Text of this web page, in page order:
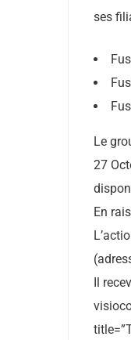
ses
Le
27
En
Il